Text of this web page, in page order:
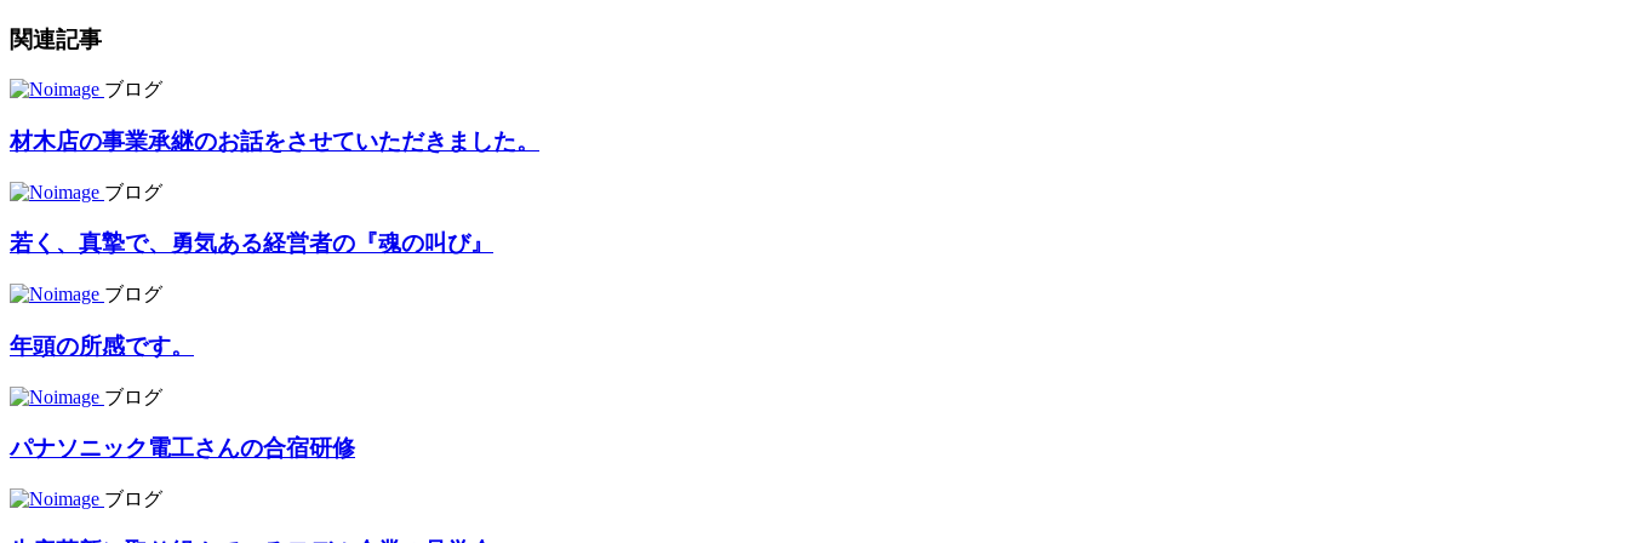
関連記事
ブログ
材木店の事業承継のお話をさせていただきました。
ブログ
若く、真摯で、勇気ある経営者の『魂の叫び』
ブログ
年頭の所感です。
ブログ
パナソニック電工さんの合宿研修
ブログ